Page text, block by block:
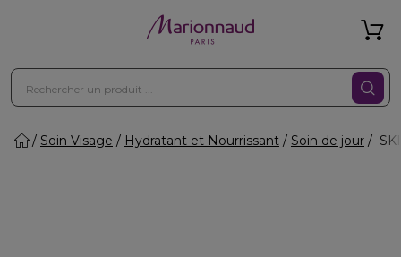
Soin Visage Hydratant et Nourrissant Soin de jour